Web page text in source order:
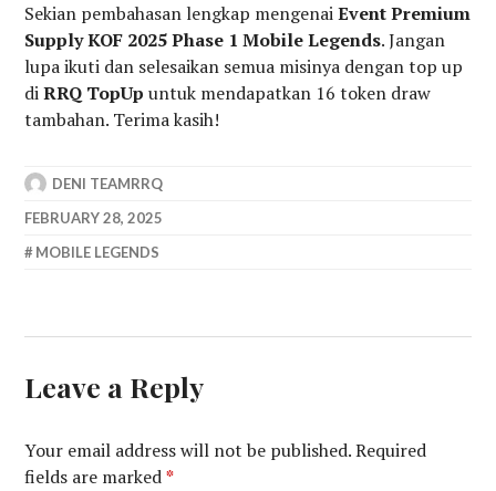
Sekian pembahasan lengkap mengenaiEvent Premium
Supply KOF 2025 Phase 1 Mobile Legends. Jangan
lupa ikuti dan selesaikan semua misinya dengan top up
diRRQ TopUp untuk mendapatkan 16 token draw
tambahan. Terima kasih!
DENI TEAMRRQ
FEBRUARY 28, 2025
MOBILE LEGENDS
Leave a Reply
Your email address will not be published. Required
fields are marked*